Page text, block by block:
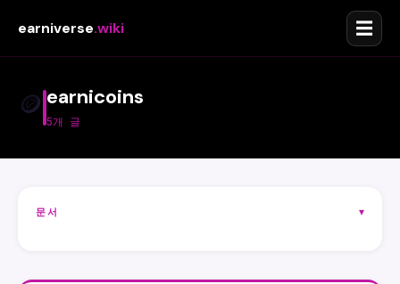
earniverse.wiki ☰
🪙 earnicoins
5개 글
문서 ▾